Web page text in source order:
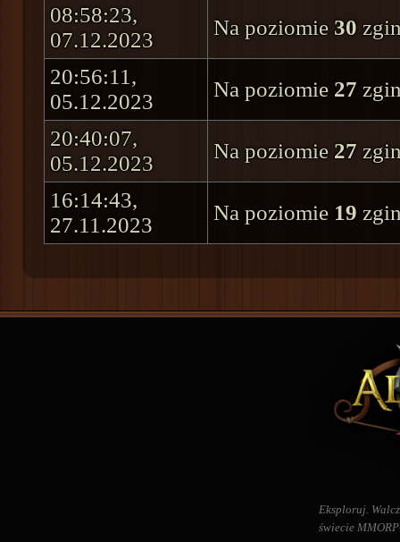
08:58:23,
07.12.2023
Na poziomie 30
20:56:11,
05.12.2023
Na poziomie 27
20:40:07,
05.12.2023
Na poziomie 27
16:14:43,
27.11.2023
Na poziomie 19
Eksploruj.
świecie